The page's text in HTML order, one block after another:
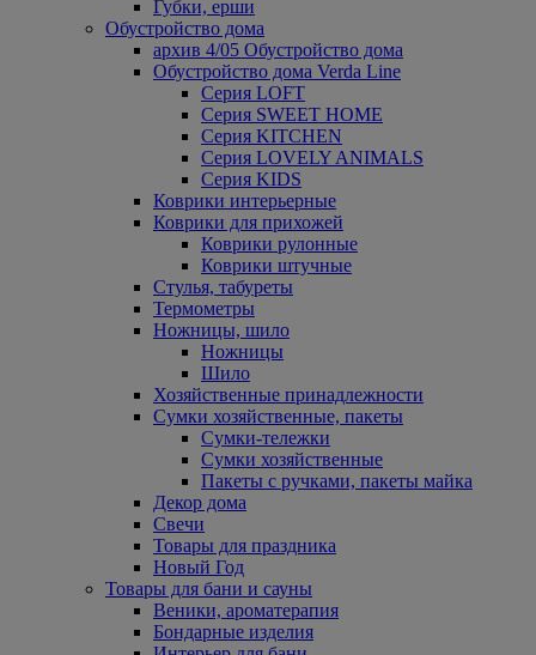
Губки, ерши
Обустройство дома
архив 4/05 Обустройство дома
Обустройство дома Verda Line
Серия LOFT
Серия SWEET HOME
Серия KITCHEN
Серия LOVELY ANIMALS
Серия KIDS
Коврики интерьерные
Коврики для прихожей
Коврики рулонные
Коврики штучные
Стулья, табуреты
Термометры
Ножницы, шило
Ножницы
Шило
Хозяйственные принадлежности
Сумки хозяйственные, пакеты
Сумки-тележки
Сумки хозяйственные
Пакеты с ручками, пакеты майка
Декор дома
Свечи
Товары для праздника
Новый Год
Товары для бани и сауны
Веники, ароматерапия
Бондарные изделия